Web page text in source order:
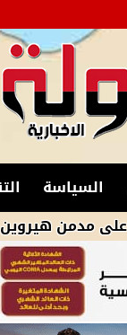
السياسة
طرد والدته